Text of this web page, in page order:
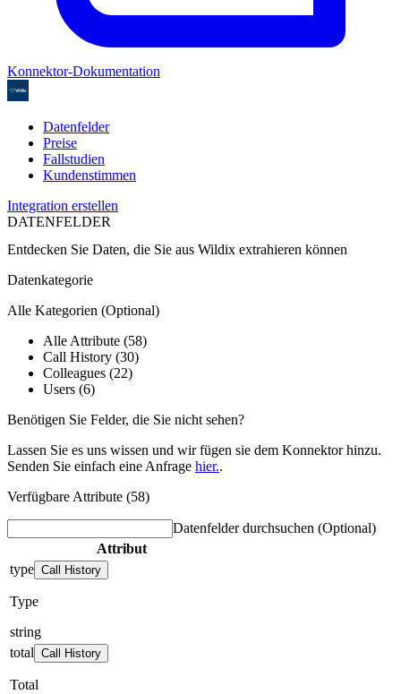
Konnektor-Dokumentation
Datenfelder
Preise
Fallstudien
Kundenstimmen
Integration erstellen
DATENFELDER
Entdecken Sie Daten, die Sie aus Wildix extrahieren können
Datenkategorie
Alle Kategorien (Optional)
Alle Attribute (58)
Call History (30)
Colleagues (22)
Users (6)
Benötigen Sie Felder, die Sie nicht sehen?
Lassen Sie es uns wissen und wir fügen sie dem Konnektor hinzu.
Senden Sie einfach eine Anfrage hier..
Verfügbare Attribute (58)
Datenfelder durchsuchen (Optional)
Attribut
type Call History
Type
string
total Call History
Total